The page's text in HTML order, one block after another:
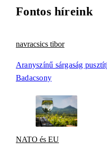
Fontos híreink
navracsics tibor
Aranyszínű sárgaság
Badacsony
NATO és EU